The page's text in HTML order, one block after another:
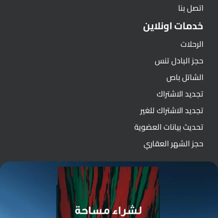
اتصل بنا
خدمات اونلاين
الرحلات
حجز البادل تنس
الشاتل باص
تجديد الاشتراك
تجديد الاشتراك للغير
تحديث بيانات العضوية
حجز الشهر العقاري